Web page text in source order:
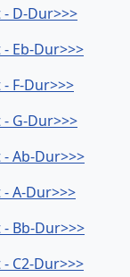
D-Dur>>>
Eb-Dur>>>
F-Dur>>>
G-Dur>>>
Ab-Dur>>>
A-Dur>>>
Bb-Dur>>>
C2-Dur>>>